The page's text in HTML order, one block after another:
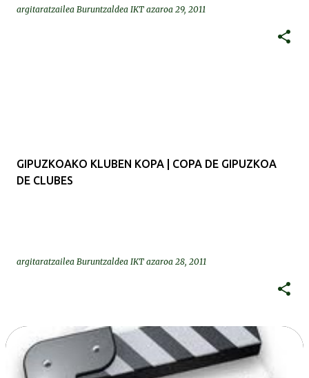
argitaratzailea Buruntzaldea IKT azaroa 29, 2011
GIPUZKOAKO KLUBEN KOPA | COPA DE GIPUZKOA
DE CLUBES
argitaratzailea Buruntzaldea IKT azaroa 28, 2011